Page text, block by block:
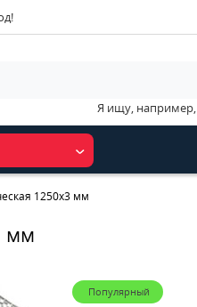
Я ищу, например,
1250x3 мм
мм
Популярный